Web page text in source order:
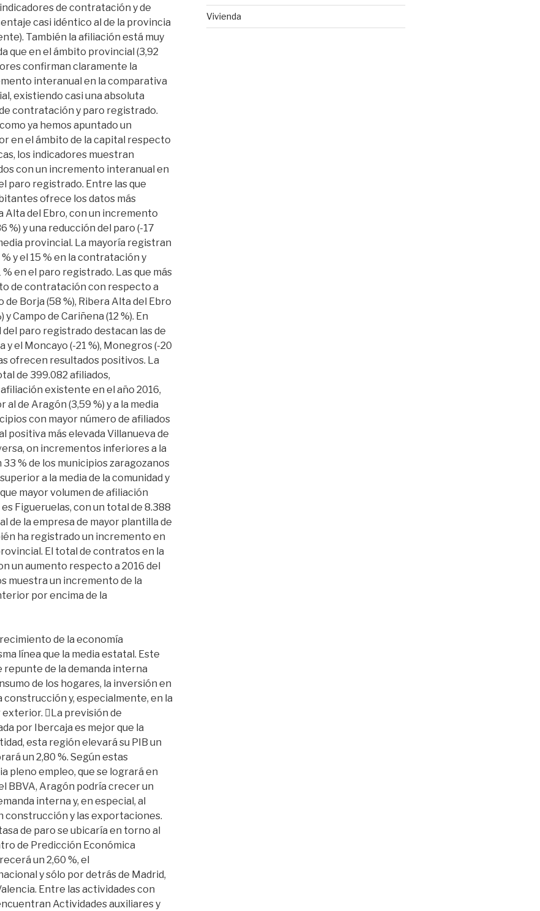
de contratación y de
casi idéntico al de la provincia
También la afiliación está muy
que en el ámbito provincial (3,92
confirman claramente la
interanual en la comparativa
existiendo casi una absoluta
contratación y paro registrado.
ya hemos apuntado un
en el ámbito de la capital respecto
los indicadores muestran
con un incremento interanual en
paro registrado. Entre las que
ofrece los datos más
Alta del Ebro, con un incremento
y una reducción del paro (-17
provincial. La mayoría registran
y el 15 % en la contratación y
en el paro registrado. Las que más
de contratación con respecto a
de Borja (58 %), Ribera Alta del Ebro
Campo de Cariñena (12 %). En
paro registrado destacan las de
y el Moncayo (-21 %), Monegros (-20
ofrecen resultados positivos. La
de 399.082 afiliados,
existente en el año 2016,
de Aragón (3,59 %) y a la media
con mayor número de afiliados
positiva más elevada Villanueva de
on incrementos inferiores a la
33 % de los municipios zaragozanos
a la media de la comunidad y
mayor volumen de afiliación
Figueruelas, con un total de 8.388
de la empresa de mayor plantilla de
ha registrado un incremento en
El total de contratos en la
un aumento respecto a 2016 del
muestra un incremento de la
por encima de la
de la economía
línea que la media estatal. Este
de la demanda interna
de los hogares, la inversión en
construcción y, especialmente, en la
La previsión de
por Ibercaja es mejor que la
esta región elevará su PIB un
un 2,80 %. Según estas
pleno empleo, que se logrará en
BBVA, Aragón podría crecer un
interna y, en especial, al
construcción y las exportaciones.
de paro se ubicaría en torno al
de Predicción Económica
un 2,60 %, el
y sólo por detrás de Madrid,
Entre las actividades con
Actividades auxiliares y
Vivienda